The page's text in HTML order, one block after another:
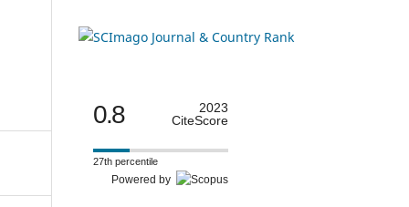
0.8
2023
CiteScore
27th percentile
Powered by